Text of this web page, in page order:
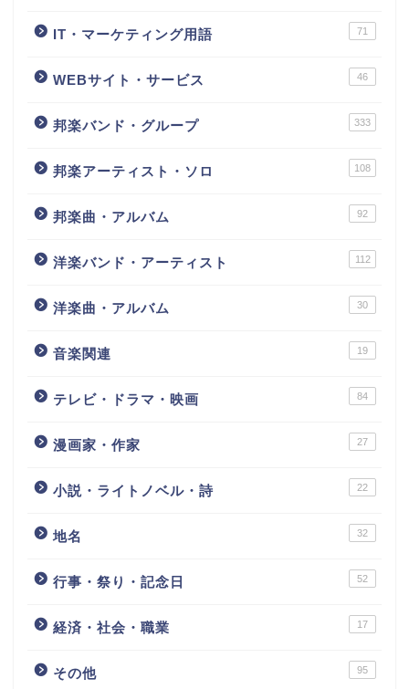
IT・マーケティング用語 71
WEBサイト・サービス 46
邦楽バンド・グループ 333
邦楽アーティスト・ソロ 108
邦楽曲・アルバム 92
洋楽バンド・アーティスト 112
洋楽曲・アルバム 30
音楽関連 19
テレビ・ドラマ・映画 84
漫画家・作家 27
小説・ライトノベル・詩 22
地名 32
行事・祭り・記念日 52
経済・社会・職業 17
その他 95